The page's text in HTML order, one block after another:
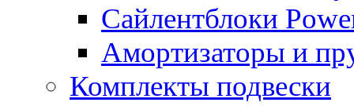
Сайлентблоки
Амортизаторы и
Комплекты подвески